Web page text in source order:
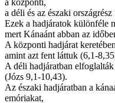
a központi,
a déli és az északi országrész
Ezek a hadjáratok különféle
mert Kánaánt abban az
A központi hadjárat
amint azt fent láttuk (6,1-
A déli hadjáratban
(Józs 9,1-10,43).
Az északi hadjáratban a
emóriakat,